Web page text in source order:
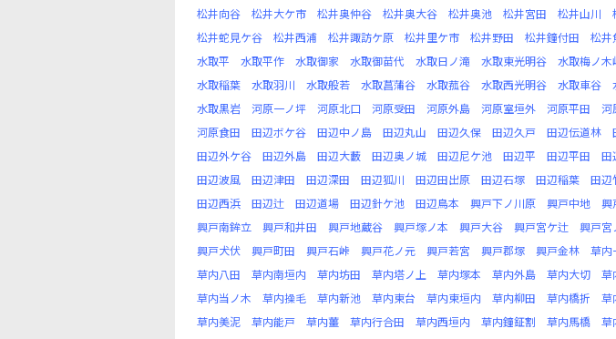
松井向谷
松井大ケ市 松井奥仲谷 松井奥大谷 松井奥池 松井宮田 松井山川
松井蛇見ケ谷
松井西浦 松井諏訪ケ原 松井里ケ市 松井野田 松井鐘付田 松井
水取平
水取平作 水取御家 水取御苗代 水取日ノ滝 水取東光明谷 水取梅ノ木
水取稲葉
水取羽川 水取般若 水取菖蒲谷 水取菰谷 水取西光明谷 水取車谷
水取黒岩
河原一ノ坪 河原北口 河原受田 河原外島 河原室垣外 河原平田 河
河原食田
田辺ボケ谷 田辺中ノ島 田辺丸山 田辺久保 田辺久戸 田辺伝道林
田辺外ケ谷
田辺外島 田辺大藪 田辺奥ノ城 田辺尼ケ池 田辺平 田辺平田 田
田辺波風
田辺津田 田辺深田 田辺狐川 田辺田出原 田辺石塚 田辺稲葉 田辺
田辺西浜
田辺辻 田辺道場 田辺針ケ池 田辺鳥本 興戸下ノ川原 興戸中地 興
興戸南鉾立
興戸和井田 興戸地蔵谷 興戸塚ノ本 興戸大谷 興戸宮ケ辻 興戸宮
興戸犬伏
興戸町田 興戸石峠 興戸花ノ元 興戸若宮 興戸郡塚 興戸金林 草内
草内八田
草内南垣内 草内坊田 草内塔ノ上 草内塚本 草内外島 草内大切 草
草内当ノ木
草内操毛 草内新池 草内東台 草内東垣内 草内柳田 草内橋折 草
草内美泥
草内能戸 草内薑 草内行合田 草内西垣内 草内鐘鉦割 草内馬橋 草